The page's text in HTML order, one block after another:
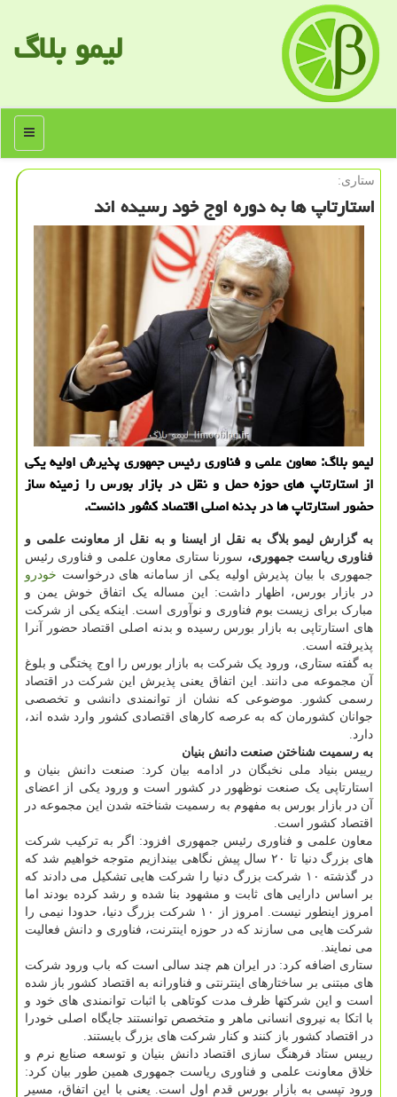
لیمو بلاگ
منو
ستاری:
استارتاپ ها به دوره اوج خود رسیده اند
لیمو بلاگ: معاون علمی و فناوری رئیس جمهوری پذیرش اولیه یكی
از استارتاپ های حوزه حمل و نقل در بازار بورس را زمینه ساز
حضور استارتاپ ها در بدنه اصلی اقتصاد كشور دانست.
به گزارش لیمو بلاگ به نقل از ایسنا و به نقل از معاونت علمی و
فناوری ریاست جمهوری، سورنا ستاری معاون علمی و فناوری رئیس
جمهوری با بیان پذیرش اولیه یکی از سامانه های درخواست خودرو
در بازار بورس، اظهار داشت: این مساله یک اتفاق خوش یمن و
مبارک برای زیست بوم فناوری و نوآوری است. اینکه یکی از شرکت
های استارتاپی به بازار بورس رسیده و بدنه اصلی اقتصاد حضور آنرا
پذیرفته است.
به گفته ستاری، ورود یک شرکت به بازار بورس را اوج پختگی و بلوغ
آن مجموعه می دانند. این اتفاق یعنی پذیرش این شرکت در اقتصاد
رسمی کشور. موضوعی که نشان از توانمندی دانشی و تخصصی
جوانان کشورمان که به عرصه کارهای اقتصادی کشور وارد شده اند،
دارد.
به رسمیت شناختن صنعت دانش بنیان
رییس بنیاد ملی نخبگان در ادامه بیان کرد: صنعت دانش بنیان و
استارتاپی یک صنعت نوظهور در کشور است و ورود یکی از اعضای
آن در بازار بورس به مفهوم به رسمیت شناخته شدن این مجموعه در
اقتصاد کشور است.
معاون علمی و فناوری رئیس جمهوری افزود: اگر به ترکیب شرکت
های بزرگ دنیا تا ۲۰ سال پیش نگاهی بیندازیم متوجه خواهیم شد که
در گذشته ۱۰ شرکت بزرگ دنیا را شرکت هایی تشکیل می دادند که
بر اساس دارایی های ثابت و مشهود بنا شده و رشد کرده بودند اما
امروز اینطور نیست. امروز از ۱۰ شرکت بزرگ دنیا، حدودا نیمی را
شرکت هایی می سازند که در حوزه اینترنت، فناوری و دانش فعالیت
می نمایند.
ستاری اضافه کرد: در ایران هم چند سالی است که باب ورود شرکت
های مبتنی بر ساختارهای اینترنتی و فناورانه به اقتصاد کشور باز شده
است و این شرکتها ظرف مدت کوتاهی با اثبات توانمندی های خود و
با اتکا به نیروی انسانی ماهر و متخصص توانستند جایگاه اصلی خودرا
در اقتصاد کشور باز کنند و کنار شرکت های بزرگ بایستند.
رییس ستاد فرهنگ سازی اقتصاد دانش بنیان و توسعه صنایع نرم و
خلاق معاونت علمی و فناوری ریاست جمهوری همین طور بیان کرد:
ورود تپسی به بازار بورس قدم اول است. یعنی با این اتفاق، مسیر